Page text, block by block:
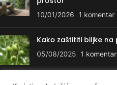
10/01/2026 1 komentar
Kako zaštititi biljke
05/08/2025 1 komentar